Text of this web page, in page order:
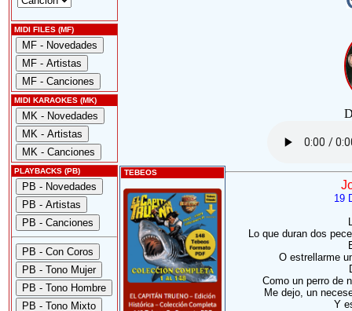
MIDI FILES (MF)
MIDI KARAOKES (MK)
PLAYBACKS (PB) TEBEOS
19
Lo que duran dos
O estrellarme
Como un perro de
Me dejo, un
Y